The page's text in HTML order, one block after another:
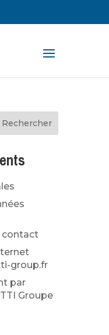
contact
group.fr
par
Groupe